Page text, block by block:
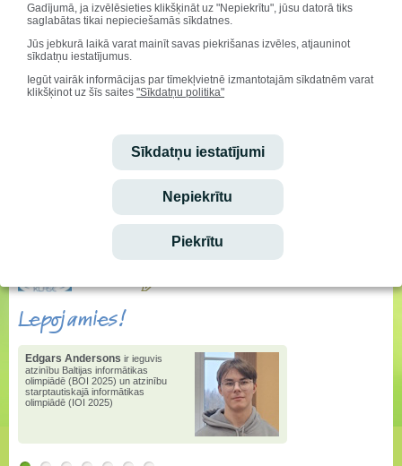
Gadījumā, ja izvēlēsieties klikšķināt uz "Nepiekrītu", jūsu datorā tiks
saglabātas tikai nepieciešamās sīkdatnes.
Jūs jebkurā laikā varat mainīt savas piekrišanas izvēles, atjauninot
sīkdatņu iestatījumus.
Iegūt vairāk informācijas par tīmekļvietnē izmantotajām sīkdatnēm varat
klikšķinot uz šīs saites "Sīkdatņu politika"
Sīkdatņu iestatījumi
Nepiekrītu
Piekrītu
Sveicam svētkos!
Mudīte, Vladislava, Vladislavs
Stundu saraksta izmaiņas
Lepojamies!
Edgars Andersons ir ieguvis
atzinību Baltijas informātikas
olimpiādē (BOI 2025) un atzinību
starptautiskajā informātikas
olimpiādē (IOI 2025)